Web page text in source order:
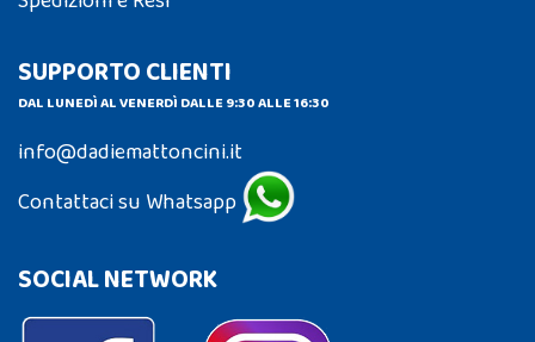
SUPPORTO CLIENTI
DAL LUNEDÌ AL VENERDÌ DALLE 9:30 ALLE 16:30
info@dadiemattoncini.it
Contattaci su Whatsapp
SOCIAL NETWORK